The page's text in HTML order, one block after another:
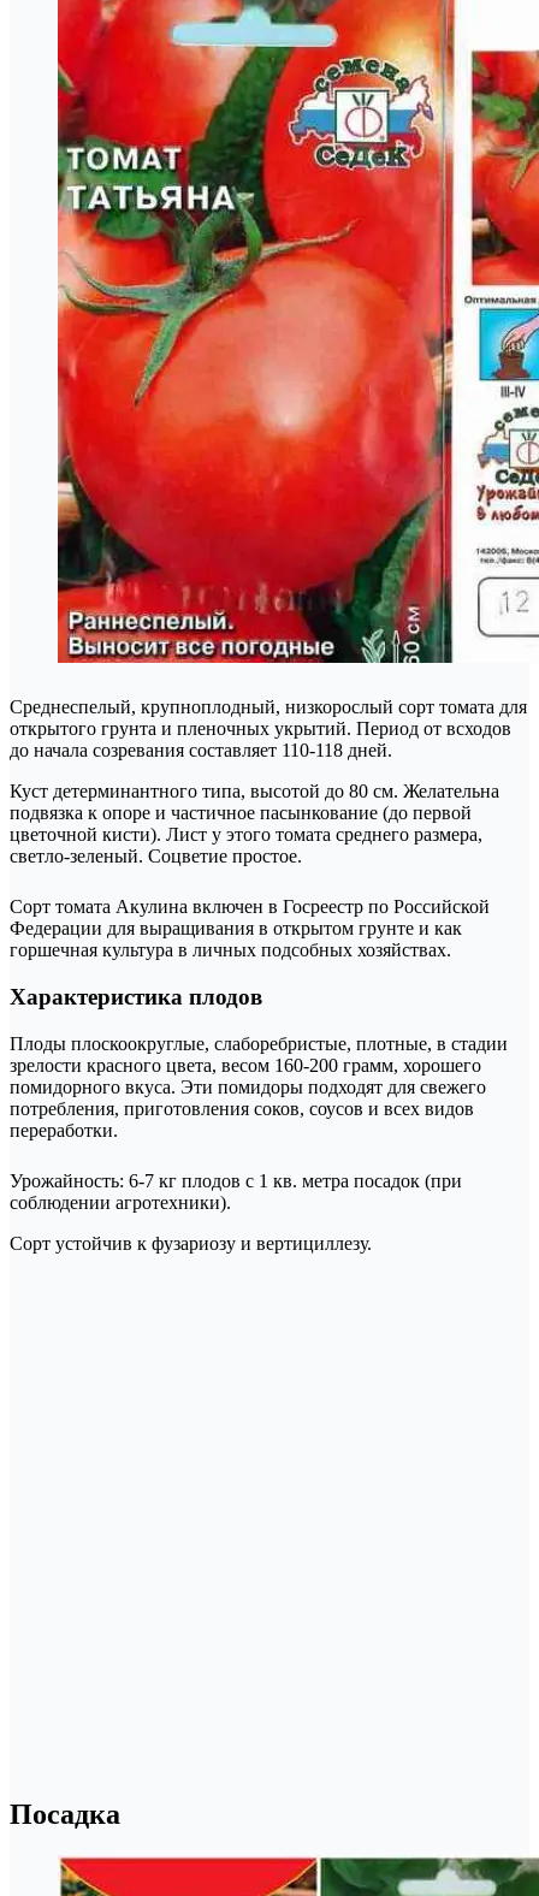
Среднеспелый, крупноплодный, низкорослый сорт томата для
открытого грунта и пленочных укрытий. Период от всходов
до начала созревания составляет 110-118 дней.
Куст детерминантного типа, высотой до 80 см. Желательна
подвязка к опоре и частичное пасынкование (до первой
цветочной кисти). Лист у этого томата среднего размера,
светло-зеленый. Соцветие простое.
Сорт томата Акулина включен в Госреестр по Российской
Федерации для выращивания в открытом грунте и как
горшечная культура в личных подсобных хозяйствах.
Характеристика плодов
Плоды плоскоокруглые, слаборебристые, плотные, в стадии
зрелости красного цвета, весом 160-200 грамм, хорошего
помидорного вкуса. Эти помидоры подходят для свежего
потребления, приготовления соков, соусов и всех видов
переработки.
Урожайность: 6-7 кг плодов с 1 кв. метра посадок (при
соблюдении агротехники).
Сорт устойчив к фузариозу и вертициллезу.
Посадка